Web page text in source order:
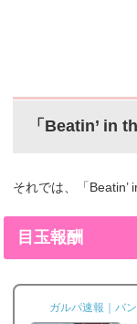
「Beatin’ in
それでは、「Beatin’
目玉報酬
ガルパ速報｜バ